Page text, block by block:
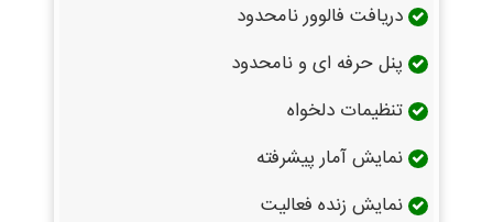
دریافت فالوور نامحدود
پنل حرفه ای و نامحدود
تنظیمات دلخواه
نمایش آمار پیشرفته
نمایش زنده فعالیت